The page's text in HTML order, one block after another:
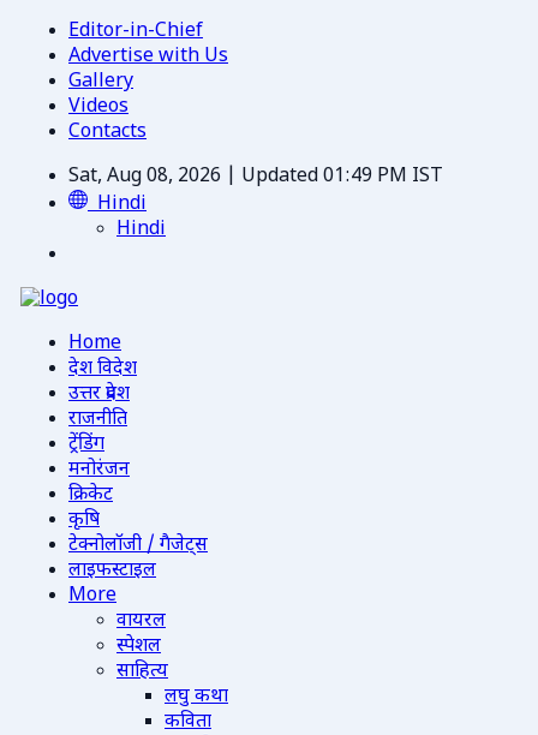
Editor-in-Chief
Advertise with Us
Gallery
Videos
Contacts
Sat, Aug 08, 2026 | Updated 01:49 PM IST
Hindi
Hindi
Home
देश विदेश
उत्तर प्रदेश
राजनीति
ट्रेंडिंग
मनोरंजन
क्रिकेट
कृषि
टेक्नोलॉजी / गैजेट्स
लाइफस्टाइल
More
वायरल
स्पेशल
साहित्य
लघु कथा
कविता